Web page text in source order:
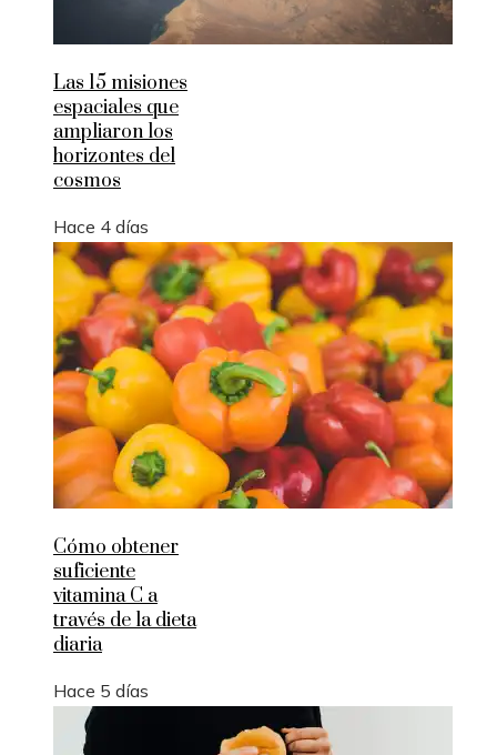
Las 15 misiones
espaciales que
ampliaron los
horizontes del
cosmos
Hace 4 días
Cómo obtener
suficiente
vitamina C a
través de la dieta
diaria
Hace 5 días